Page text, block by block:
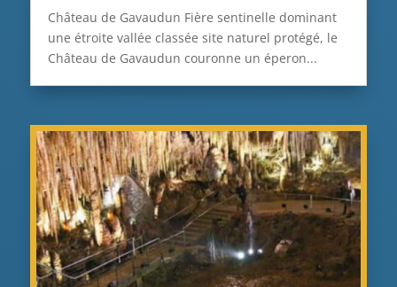
Château de Gavaudun Fière sentinelle dominant
une étroite vallée classée site naturel protégé, le
Château de Gavaudun couronne un éperon...